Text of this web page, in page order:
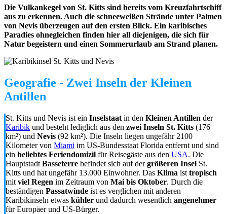
Die Vulkankegel von St. Kitts sind bereits vom Kreuzfahrtschiff
aus zu erkennen. Auch die schneeweißen Strände unter Palmen
von Nevis überzeugen auf den ersten Blick. Ein karibisches
Paradies ohnegleichen finden hier all diejenigen, die sich für
Natur begeistern und einen Sommerurlaub am Strand planen.
Geografie - Zwei Inseln der Kleinen
Antillen
St. Kitts und Nevis ist ein Inselstaat in den Kleinen Antillen der
Karibik und besteht lediglich aus den zwei Inseln St. Kitts (176
km²) und Nevis (92 km²). Die Inseln liegen ungefähr 2100
Kilometer von Miami im US-Bundesstaat Florida entfernt und sind
ein beliebtes Feriendomizil für Reisegäste aus den USA. Die
Hauptstadt Basseterre befindet sich auf dergrößeren Insel St.
Kitts und hat ungefähr 13.000 Einwohner. Das Klima ist tropisch
mit viel Regen im Zeitraum von Mai bis Oktober. Durch die
beständigen Passatwinde ist es verglichen mit anderen
Karibikinseln etwas kühler und dadurch wesentlich angenehmer
für Europäer und US-Bürger.